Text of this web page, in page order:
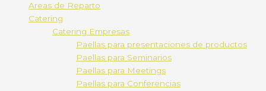
Areas de Reparto
Catering
Catering Empresas
Paellas para presentaciones de productos
Paellas para Seminarios
Paellas para Meetings
Paellas para Conferencias